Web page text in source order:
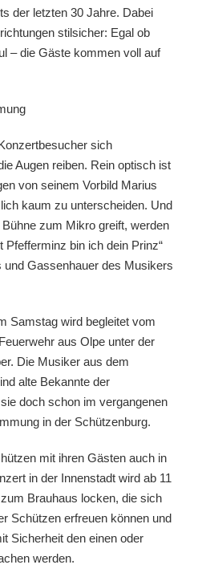
der letzten 30 Jahre. Dabei
stilsicher: Egal ob
– die Gäste kommen voll auf
sich
Augen reiben. Rein optisch ist
von seinem Vorbild Marius
kaum zu unterscheiden. Und
zum Mikro greift, werden
Pfefferminz bin ich dein Prinz“
Gassenhauer des Musikers
Samstag wird begleitet vom
aus Olpe unter der
Die Musiker aus dem
alte Bekannte der
doch schon im vergangenen
in der Schützenburg.
mit ihren Gästen auch in
in der Innenstadt wird ab 11
Brauhaus locken, die sich
Schützen erfreuen können und
Sicherheit den einen oder
werden.